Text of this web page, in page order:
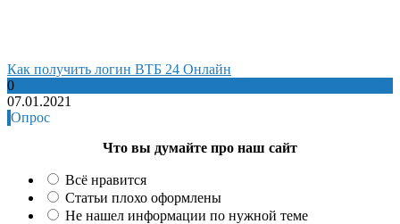
Как получить логин ВТБ 24 Онлайн
0
07.01.2021
Опрос
Что вы думайте про наш сайт
Всё нравится
Статьи плохо оформлены
Не нашел информации по нужной теме